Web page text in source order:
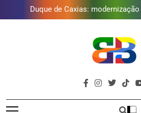
Duque de Caxias: modernização
tratamento reforça
Guanabara tem diversas opções
presentear o seu pai. Descubra como
Gastro Samba reúne Nosso
Golfe e fortalece projeto que
Duque de Caxias: modernização
tratamento reforça
Guanabara tem diversas opções
presentear o seu pai. Descubra como
mais
Gastro Samba reúne Nosso
Baixada